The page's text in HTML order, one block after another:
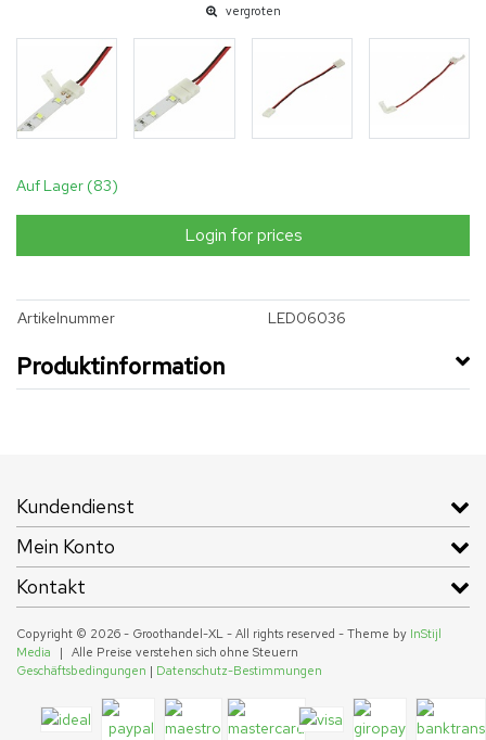
vergroten
Auf Lager (83)
Login for prices
Artikelnummer LED06036
Produktinformation
Kundendienst
Mein Konto
Kontakt
Copyright © 2026 - Groothandel-XL - All rights reserved - Theme by InStijl
Media
|
Alle Preise verstehen sich ohne Steuern
Geschäftsbedingungen | Datenschutz-Bestimmungen